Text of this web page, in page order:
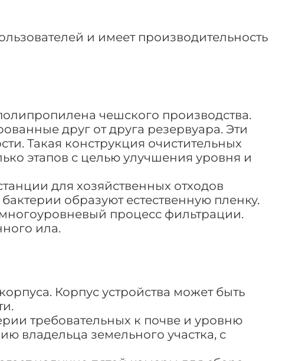
и имеет производительность
чешского производства.
друг от друга резервуара. Эти
Такая конструкция очистительных
этапов с целью улучшения уровня и
для хозяйственных отходов
образуют естественную пленку.
процесс фильтрации.
ила.
Корпус устройства может быть
требовательных к почве и уровню
владельца земельного участка, с